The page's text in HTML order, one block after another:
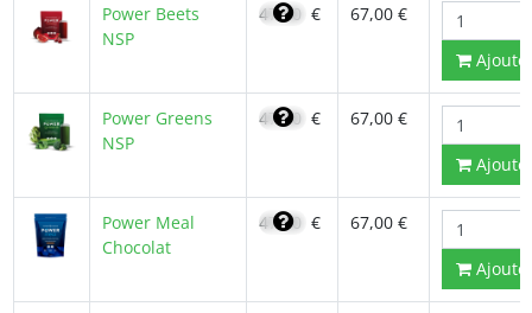
Power Beets
NSP
47,90 € 67,00 €
Power Greens
NSP
47,90 € 67,00 €
Power Meal
Chocolat
47,90 € 67,00 €